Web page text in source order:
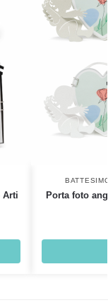
Arti
Porta foto